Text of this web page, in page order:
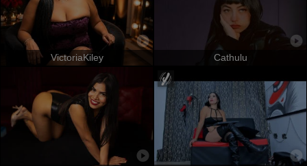
VictoriaKiley Cathulu